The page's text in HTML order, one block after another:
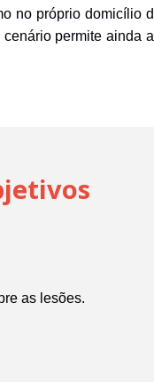
no próprio domicílio
permite ainda
as lesões.